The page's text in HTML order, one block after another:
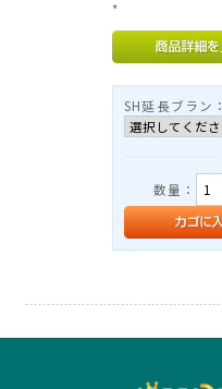
*
SH延長ブラン：
数量：